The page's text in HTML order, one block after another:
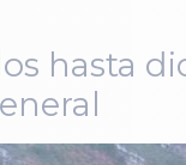
hasta